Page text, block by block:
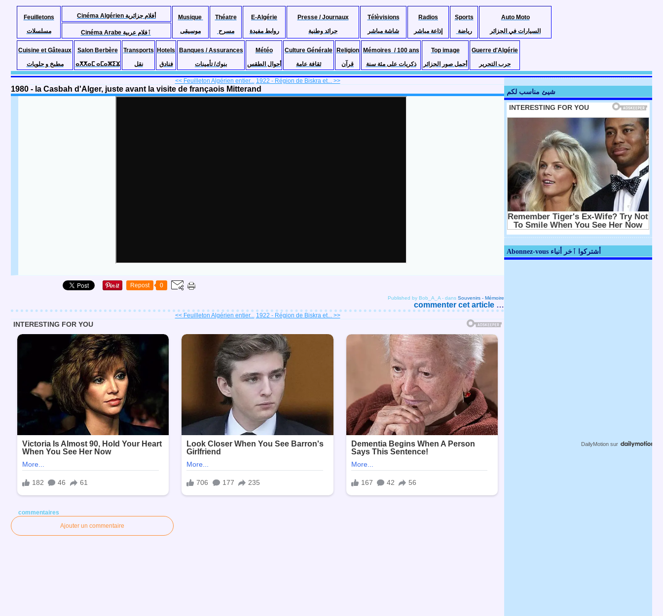
Feuilletons
مسلسلات
Cinéma Algérien أفلام جزائرية
Musique
موسيقى
Théatre
مسرح
E-Algérie
روابط مفيدة
Presse / Journaux
جرائد وطنية
Télèvisions
شاشة مباشر
Radios
إذاعة مباشر
Sports
رياضة
Auto Moto
السيارات في الجزائر
Cinéma Arabe ٱفلام عربية
Cuisine et Gâteaux
مطبخ و حلويات
Salon Berbère
ⴰⵅⵅⴰⵎ ⴰⵎⴰⵣⵉⴴ
Transports
نقل
Hotels
فنادق
Banques / Assurances
بنوك/ تأمينات
Météo
أحوال الطقس
Culture Générale
ثقافة عامة
Religion
قرآن
Mémoires / 100 ans
ذكريات على مئة سنة
Top image
أجمل صور الجزائر
Guerre d'Algérie
حرب التحرير
<< Feuilleton Algérien entier... 1922 - Région de Biskra et... >>
1980 - la Casbah d'Alger, juste avant la visite de françaois Mitterand
Repost 0
Published by Bob_A_A - dans Souvenirs - Mémoire
commenter cet article …
<< Feuilleton Algérien entier... 1922 - Région de Biskra et... >>
commentaires
Ajouter un commentaire
شيئ مناسب لكم
Abonnez-vous أشتركوا ٱخر أنباء
DailyMotion sur